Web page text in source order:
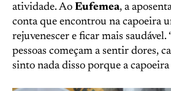
atividade. Ao Eufemea, a
conta que encontrou na capoeira
rejuvenescer e ficar mais saudável.
pessoas começam a sentir dores,
sinto nada disso porque a